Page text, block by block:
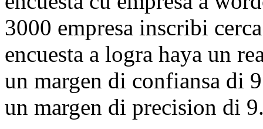
3000 empresa inscribi
encuesta a logra haya un
un margen di confiansa di
un margen di precision di